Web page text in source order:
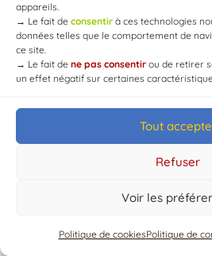
appareils.
→ Le fait de consentir à ces technologies
données telles que le comportement de
ce site.
→ Le fait de ne pas consentir ou de retirer
un effet négatif sur certaines
Tout
Refuser
Voir les
Politique de cookiesPolitique de
© Mairie de Chaource [2004-2024]